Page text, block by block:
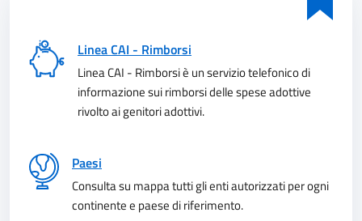
Linea CAI - Rimborsi
Linea CAI - Rimborsi è un servizio telefonico di
informazione sui rimborsi delle spese adottive
rivolto ai genitori adottivi.
Paesi
Consulta su mappa tutti gli enti autorizzati per ogni
continente e paese di riferimento.